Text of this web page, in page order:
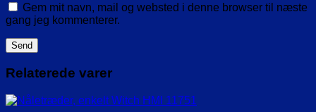
Gem mit navn, mail og websted i denne browser til næste
gang jeg kommenterer.
Relaterede varer